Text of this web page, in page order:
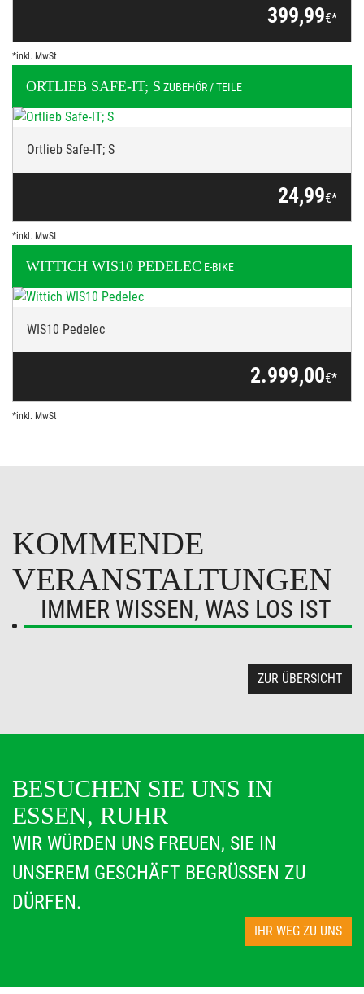
399,99€*
*inkl. MwSt
ORTLIEB SAFE-IT; S ZUBEHÖR / TEILE
Ortlieb Safe-IT; S
24,99€*
*inkl. MwSt
WITTICH WIS10 PEDELEC E-BIKE
WIS10 Pedelec
2.999,00€*
*inkl. MwSt
KOMMENDE
VERANSTALTUNGEN
IMMER WISSEN, WAS LOS IST
ZUR ÜBERSICHT
BESUCHEN SIE UNS IN
ESSEN, RUHR
WIR WÜRDEN UNS FREUEN, SIE IN
UNSEREM GESCHÄFT BEGRÜSSEN ZU D
ÜRFEN.
IHR WEG ZU UNS